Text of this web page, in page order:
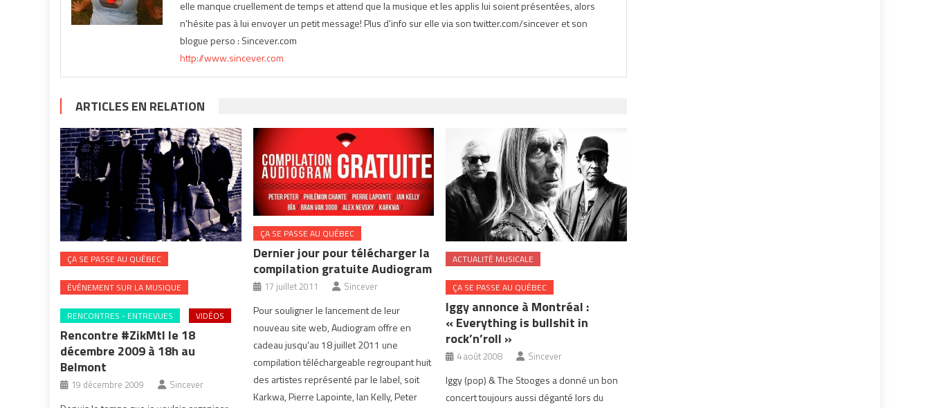
elle manque cruellement de temps et attend que la musique et les applis lui soient présentées, alors
n'hésite pas à lui envoyer un petit message! Plus d'info sur elle via son twitter.com/sincever et son
blogue perso : Sincever.com
http://www.sincever.com
ARTICLES EN RELATION
ÇA SE PASSE AU QUÉBEC
ÉVÉNEMENT SUR LA MUSIQUE
RENCONTRES - ENTREVUES VIDÉOS
Rencontre #ZikMtl le 18
décembre 2009 à 18h au
Belmont
19 décembre 2009 Sincever
ÇA SE PASSE AU QUÉBEC
Dernier jour pour télécharger la
compilation gratuite Audiogram
17 juillet 2011 Sincever
Pour souligner le lancement de leur
nouveau site web, Audiogram offre en
cadeau jusqu’au 18 juillet 2011 une
compilation téléchargeable regroupant huit
des artistes représenté par le label, soit
Karkwa, Pierre Lapointe, Ian Kelly, Peter
ACTUALITÉ MUSICALE
ÇA SE PASSE AU QUÉBEC
Iggy annonce à Montréal :
« Everything is bullshit in
rock’n’roll »
4 août 2008 Sincever
Iggy (pop) & The Stooges a donné un bon
concert toujours aussi déganté lors du